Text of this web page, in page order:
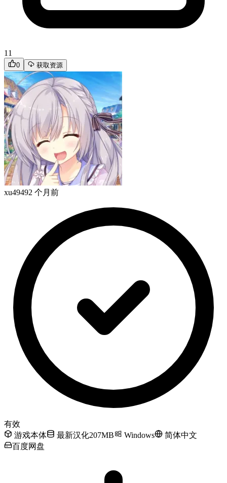
11
0 获取资源
xu49492 个月前
有效
游戏本体
最新汉化207MB Windows
简体中文
百度网盘